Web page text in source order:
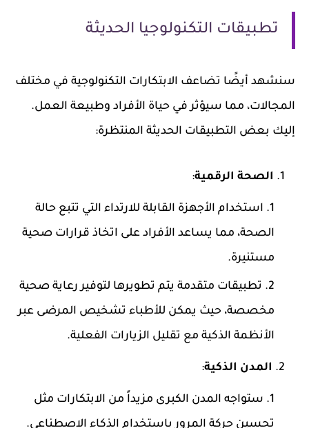
تطبيقات التكنولوجيا الحديثة
سنشهد أيضًا تضاعف الابتكارات التكنولوجية في مختلف
المجالات، مما سيؤثر في حياة الأفراد وطبيعة العمل.
إليك بعض التطبيقات الحديثة المنتظرة:
الصحة الرقمية:
استخدام الأجهزة القابلة للارتداء التي تتبع حالة
الصحة، مما يساعد الأفراد على اتخاذ قرارات صحية
مستنيرة.
تطبيقات متقدمة يتم تطويرها لتوفير رعاية صحية
مخصصة، حيث يمكن للأطباء تشخيص المرضى عبر
الأنظمة الذكية مع تقليل الزيارات الفعلية.
المدن الذكية:
ستواجه المدن الكبرى مزيداً من الابتكارات مثل
تحسين حركة المرور باستخدام الذكاء الاصطناعي.